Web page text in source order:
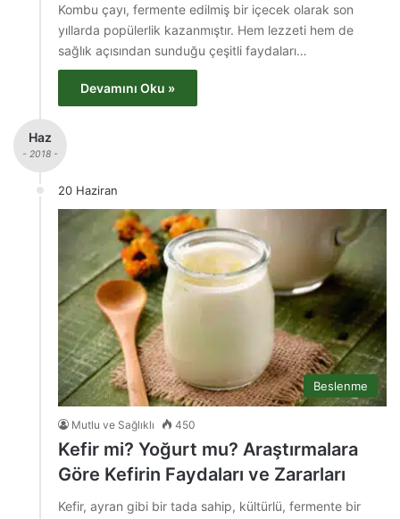
Kombu çayı, fermente edilmiş bir içecek olarak son
yıllarda popülerlik kazanmıştır. Hem lezzeti hem de
sağlık açısından sunduğu çeşitli faydaları…
Devamını Oku »
Haz
- 2018 -
20 Haziran
Beslenme
Mutlu ve Sağlıklı 450
Kefir mi? Yoğurt mu? Araştırmalara
Göre Kefirin Faydaları ve Zararları
Kefir, ayran gibi bir tada sahip, kültürlü, fermente bir